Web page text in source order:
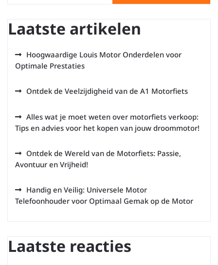
Laatste artikelen
Hoogwaardige Louis Motor Onderdelen voor
Optimale Prestaties
Ontdek de Veelzijdigheid van de A1 Motorfiets
Alles wat je moet weten over motorfiets verkoop:
Tips en advies voor het kopen van jouw droommotor!
Ontdek de Wereld van de Motorfiets: Passie,
Avontuur en Vrijheid!
Handig en Veilig: Universele Motor
Telefoonhouder voor Optimaal Gemak op de Motor
Laatste reacties